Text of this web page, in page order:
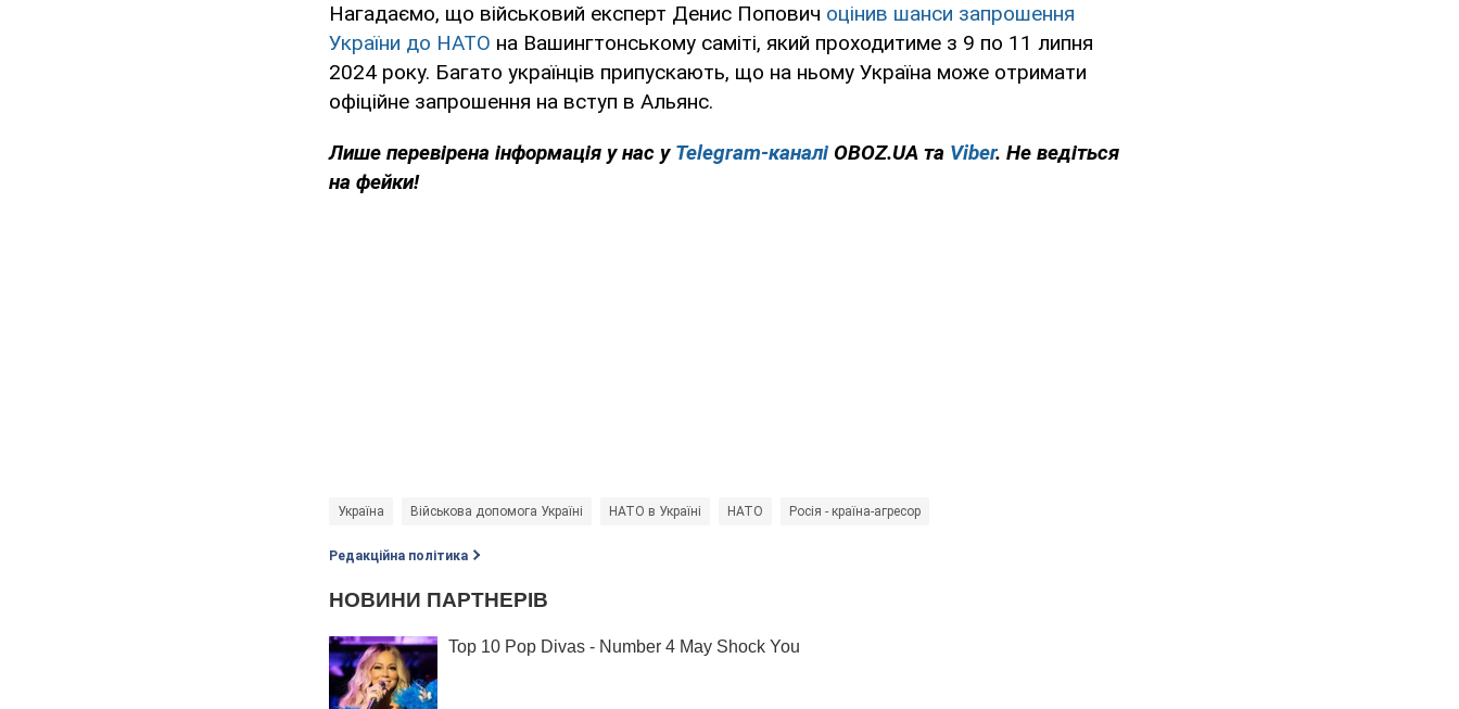
Нагадаємо, що військовий експерт Денис Попович оцінив шанси запрошення
України до НАТО на Вашингтонському саміті, який проходитиме з 9 по 11 липня
2024 року. Багато українців припускають, що на ньому Україна може отримати
офіційне запрошення на вступ в Альянс.
Лише перевірена інформація у нас у Telegram-каналі OBOZ.UA та Viber. Не ведіться
на фейки!
Україна Військова допомога Україні НАТО в Україні НАТО Росія - країна-агресор
Редакційна політика